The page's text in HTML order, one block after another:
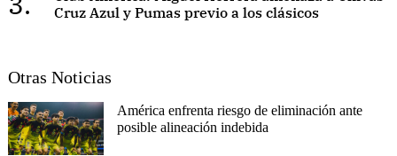
Cruz Azul y Pumas previo a los clásicos
Otras Noticias
América enfrenta riesgo de eliminación ante
posible alineación indebida